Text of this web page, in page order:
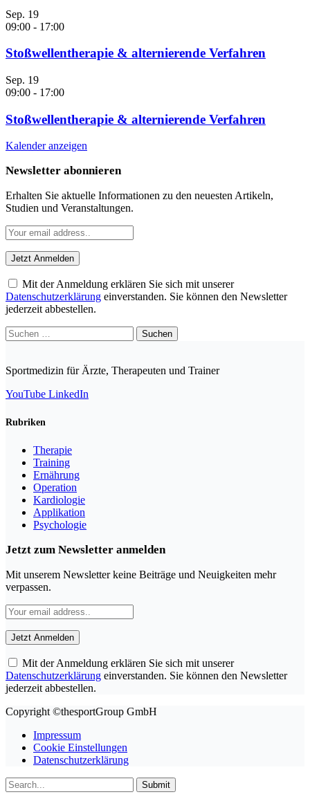
Sep. 19
09:00 - 17:00
Stoßwellentherapie & alternierende Verfahren
Sep. 19
09:00 - 17:00
Stoßwellentherapie & alternierende Verfahren
Kalender anzeigen
Newsletter abonnieren
Erhalten Sie aktuelle Informationen zu den neuesten Artikeln,
Studien und Veranstaltungen.
Mit der Anmeldung erklären Sie sich mit unserer
Datenschutzerklärung einverstanden. Sie können den Newsletter
jederzeit abbestellen.
Suchen
nach:
Sportmedizin für Ärzte, Therapeuten und Trainer
YouTube LinkedIn
Rubriken
Therapie
Training
Ernährung
Operation
Kardiologie
Applikation
Psychologie
Jetzt zum Newsletter anmelden
Mit unserem Newsletter keine Beiträge und Neuigkeiten mehr
verpassen.
Mit der Anmeldung erklären Sie sich mit unserer
Datenschutzerklärung einverstanden. Sie können den Newsletter
jederzeit abbestellen.
Copyright ©thesportGroup GmbH
Impressum
Cookie Einstellungen
Datenschutzerklärung
Submit